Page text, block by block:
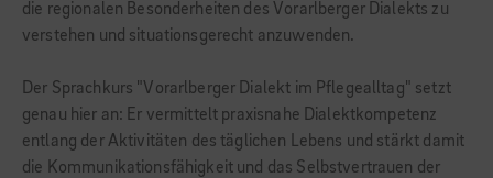
die regionalen Besonderheiten des Vorarlberger Dialekts zu
verstehen und situationsgerecht anzuwenden.
Der Sprachkurs "Vorarlberger Dialekt im Pflegealltag" setzt
genau hier an: Er vermittelt praxisnahe Dialektkompetenz
entlang der Aktivitäten des täglichen Lebens und stärkt damit
die Kommunikationsfähigkeit und das Selbstvertrauen der